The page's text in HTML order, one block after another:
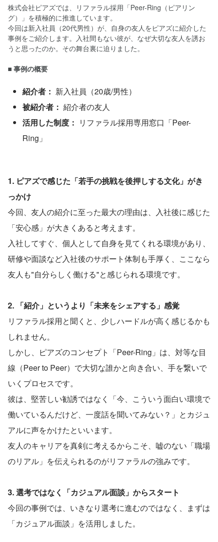
株式会社ピアズでは、リファラル採用「Peer-Ring（ピアリン
グ）」を積極的に推進しています。
今回は新入社員（20代男性）が、自身の友人をピアズに紹介した
事例をご紹介します。入社間もない彼が、なぜ大切な友人を誘お
うと思ったのか。その舞台裏に迫りました。
■ 事例の概要
紹介者： 新入社員（20歳/男性）
被紹介者： 紹介者の友人
活用した制度： リファラル採用専用窓口「Peer-
Ring」
1. ピアズで感じた「若手の挑戦を後押しする文化」がき
っかけ
今回、友人の紹介に至った最大の理由は、入社後に感じた
「安心感」が大きくあると考えます。
入社してすぐ、個人として自身を見てくれる環境があり、
研修や面談など入社後のサポート体制も手厚く、ここなら
友人も"自分らしく働ける"と感じられる環境です。
2. 「紹介」というより「未来をシェアする」感覚
リファラル採用と聞くと、少しハードルが高く感じるかも
しれません。
しかし、ピアズのコンセプト「Peer-Ring」は、対等な目
線（Peer to Peer）で大切な誰かと向き合い、手を繋いで
いくプロセスです。
彼は、堅苦しい勧誘ではなく「今、こういう面白い環境で
働いているんだけど、一度話を聞いてみない？」とカジュ
アルに声をかけたといいます。
友人のキャリアを真剣に考えるからこそ、嘘のない「職場
のリアル」を伝えられるのがリファラルの強みです。
3. 選考ではなく「カジュアル面談」からスタート
今回の事例では、いきなり選考に進むのではなく、まずは
「カジュアル面談」を活用しました。